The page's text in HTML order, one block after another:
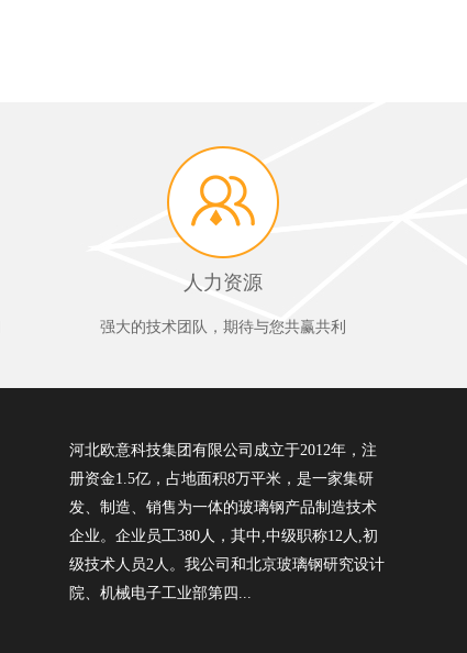
人力资源
强大的技术团队，期待与您共赢共利
河北欧意科技集团有限公司成立于2012年，注
册资金1.5亿，占地面积8万平米，是一家集研
发、制造、销售为一体的玻璃钢产品制造技术
企业。企业员工380人，其中,中级职称12人,初
级技术人员2人。我公司和北京玻璃钢研究设计
院、机械电子工业部第四...